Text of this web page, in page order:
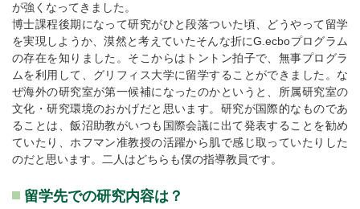
が強くなってきました。
博士課程後期になって研究がひと段落ついた頃、どうやって留学
を実現しようか、漠然と考えていたそんな折にG.ecboプログラム
の存在を知りました。そこからはトントン拍子で、無事プログラ
ムを利用して、グリフィス大学に留学することができました。な
ぜ海外の研究室が第一候補になったのかというと、所属研究室の
文化・研究環境のおかげだと思います。研究が国際的なものであ
ることは、飯沼助教がいつも国際会議に出て発表することを勧め
ていたり、ホフマン准教授の活躍から肌で感じ取っていたりした
のだと思います。二人はどちらも僕の指導教員です。
留学先での研究内容は？